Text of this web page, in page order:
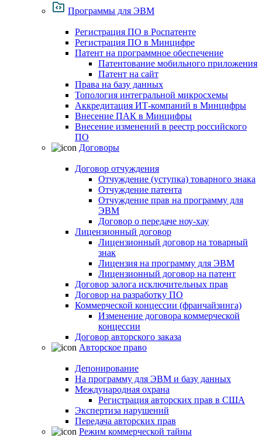
Программы для ЭВМ
Регистрация ПО в Роспатенте
Регистрация ПО в Минцифре
Патент на программное обеспечение
Патентование мобильного приложения
Патент на сайт
Права на базу данных
Топология интегральной микросхемы
Аккредитация ИТ-компаний в Минцифры
Внесение ПАК в Минцифры
Внесение изменений в реестр российского
ПО
Договоры
Договор отчуждения
Отчуждение (уступка) товарного знака
Отчуждение патента
Отчуждение прав на программу для
ЭВМ
Договор о передаче ноу-хау
Лицензионный договор
Лицензионный договор на товарный
знак
Лицензия на программу для ЭВМ
Лицензионный договор на патент
Договор залога исключительных прав
Договор на разработку ПО
Коммерческой концессии (франчайзинга)
Изменение договора коммерческой
концессии
Договор авторского заказа
Авторское право
Депонирование
На программу для ЭВМ и базу данных
Международная охрана
Регистрация авторских прав в США
Экспертиза нарушений
Передача авторских прав
Режим коммерческой тайны